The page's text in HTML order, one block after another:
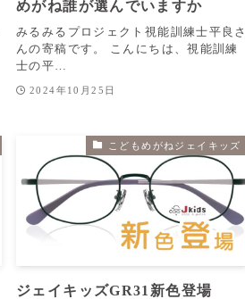
めがね誰が選んでいますか
みるみるプロジェクト視能訓練士平良
んの寄稿です。 こんにちは、視能訓練
士の平…
2024年10月25日
こどもめがねジェイキッズ
ジェイキッズGR31新色登場